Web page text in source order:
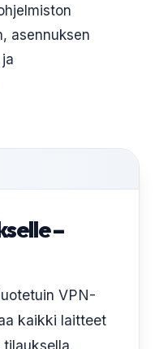
asennuksen
–
VPN-
kaikki laitteet